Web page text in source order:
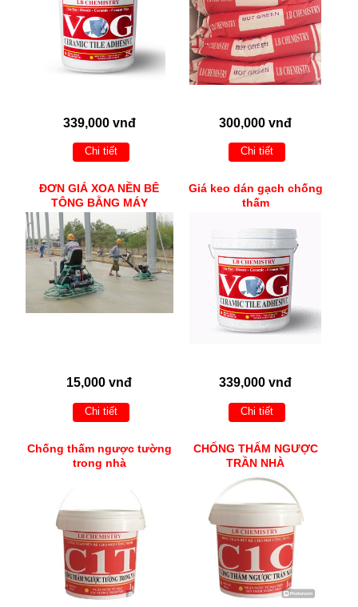
339,000 vnđ
Chi tiết
300,000 vnđ
Chi tiết
ĐƠN GIÁ XOA NỀN BÊ
TÔNG BẰNG MÁY
15,000 vnđ
Chi tiết
Giá keo dán gạch chống
thấm
339,000 vnđ
Chi tiết
Chống thấm ngược tường
trong nhà
CHỐNG THẤM NGƯỢC
TRẦN NHÀ